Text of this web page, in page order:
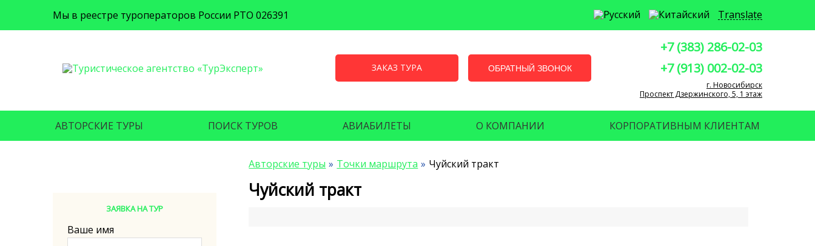
Мы в реестре туроператоров России РТО 026391 Translate
ЗАКАЗ ТУРА ОБРАТНЫЙ ЗВОНОК
+7 (383) 286-02-03
+7 (913) 002-02-03
г. Новосибирск
Проспект Дзержинского, 5, 1 этаж
АВТОРСКИЕ ТУРЫ ПОИСК ТУРОВ АВИАБИЛЕТЫ О КОМПАНИИ КОРПОРАТИВНЫМ КЛИЕНТАМ
Авторские туры Точки маршрута Чуйский тракт
Чуйский тракт
ЗАЯВКА НА ТУР
Ваше имя